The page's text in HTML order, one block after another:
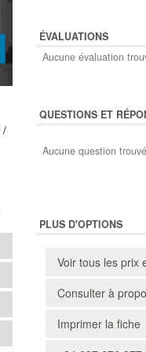
ÉVALUATIONS
Aucune évaluation
QUESTIONS ET
Aucune question
PLUS D'OPTIONS
Voir tous les prix
Consulter à
Imprimer la fiche